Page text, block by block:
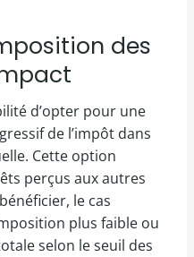
des
d’opter pour une
de l’impôt dans
Cette option
perçus aux autres
le cas
plus faible ou
selon le seuil des